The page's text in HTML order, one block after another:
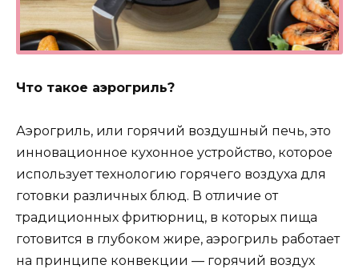
Что такое аэрогриль?
Аэрогриль, или горячий воздушный печь, это
инновационное кухонное устройство, которое
использует технологию горячего воздуха для
готовки различных блюд. В отличие от
традиционных фритюрниц, в которых пища
готовится в глубоком жире, аэрогриль работает
на принципе конвекции — горячий воздух